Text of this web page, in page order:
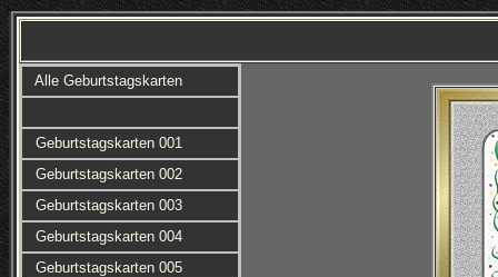
Alle Geburtstagskarten
Geburtstagskarten 001
Geburtstagskarten 002
Geburtstagskarten 003
Geburtstagskarten 004
Geburtstagskarten 005